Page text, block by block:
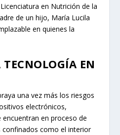
en Nutrición de la
de un hijo, María Lucila
en quienes la
TECNOLOGÍA EN
una vez más los riesgos
electrónicos,
en proceso de
confinados como el interior